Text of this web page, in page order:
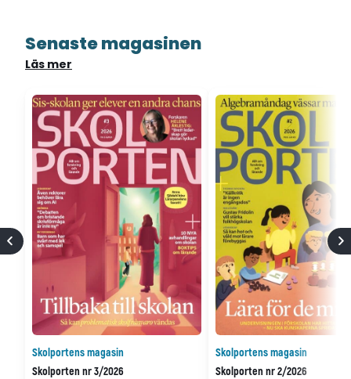
Senaste magasinen
Läs mer
Skolportens magasin
Skolporten nr 3/2026
Skolportens magasin
Skolporten nr 2/2026